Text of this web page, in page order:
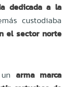
dedicada a la
custodiaba
el sector norte
arma marca